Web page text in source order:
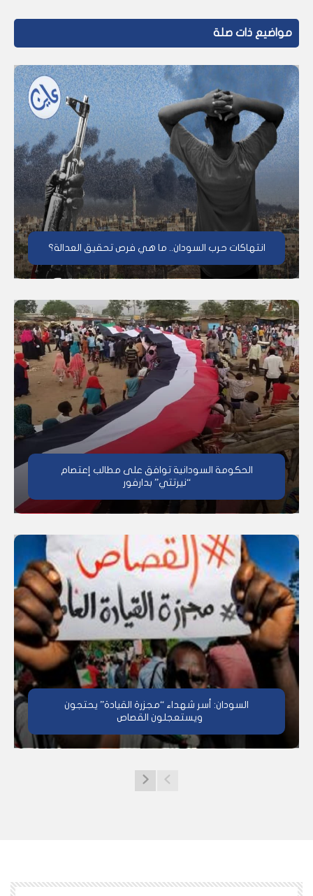
مواضيع ذات صلة
انتهاكات حرب السودان.. ما هي فرص تحقيق العدالة؟
الحكومة السودانية توافق على مطالب إعتصام
“نيرتتي” بدارفور
السودان: أسر شهداء “مجزرة القيادة” يحتجون
ويستعجلون القصاص